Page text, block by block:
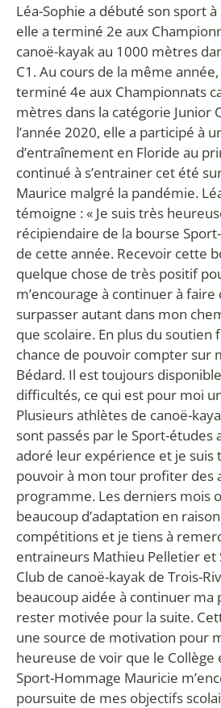
Léa-Sophie a débuté son sport à
elle a terminé 2e aux
canoë-kayak au 1000 mètres
C1. Au cours de la même
terminé 4e aux Championnats
mètres dans la catégorie Junior
l’année 2020, elle a participé à
d’entraînement en Floride au
continué à s’entrainer cet été
Maurice malgré la pandémie.
témoigne : « Je suis très
récipiendaire de la bourse
de cette année. Recevoir cette
quelque chose de très positif
m’encourage à continuer à
surpasser autant dans mon
que scolaire. En plus du soutien
chance de pouvoir compter sur
Bédard. Il est toujours
difficultés, ce qui est pour moi
Plusieurs athlètes de canoë-
sont passés par le Sport-études
adoré leur expérience et je suis
pouvoir à mon tour profiter des
programme. Les derniers mois
beaucoup d’adaptation en
compétitions et je tiens à
entraineurs Mathieu Pelletier et
Club de canoë-kayak de Trois-
beaucoup aidée à continuer ma
rester motivée pour la suite.
une source de motivation pour
heureuse de voir que le Collège
Sport-Hommage Mauricie
poursuite de mes objectifs